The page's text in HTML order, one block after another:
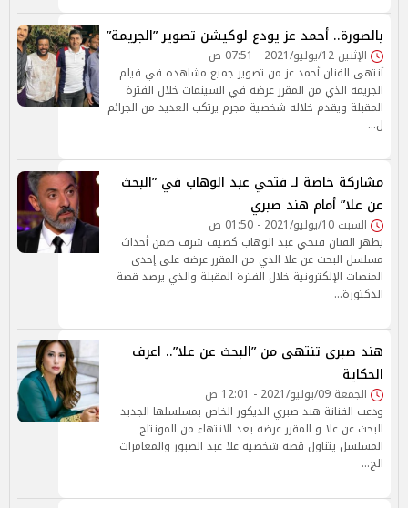
بالصورة.. أحمد عز يودع لوكيشن تصوير ”الجريمة”
الإثنين 12/يوليو/2021 - 07:51 ص
أنتهى الفنان أحمد عز من تصوير جميع مشاهده في فيلم
الجريمة الذي من المقرر عرضه في السينمات خلال الفترة
المقبلة ويقدم خلاله شخصية مجرم يرتكب العديد من الجرائم
ل…
مشاركة خاصة لـ فتحي عبد الوهاب في ”البحث
عن علا” أمام هند صبري
السبت 10/يوليو/2021 - 01:50 ص
يظهر الفنان فتحي عبد الوهاب كضيف شرف ضمن أحداث
مسلسل البحث عن علا الذي من المقرر عرضه على إحدى
المنصات الإلكترونية خلال الفترة المقبلة والذي يرصد قصة
الدكتورة…
هند صبرى تنتهى من ”البحث عن علا”.. اعرف
الحكاية
الجمعة 09/يوليو/2021 - 12:01 ص
ودعت الفنانة هند صبري الديكور الخاص بمسلسلها الجديد
البحث عن علا و المقرر عرضه بعد الانتهاء من المونتاج
المسلسل يتناول قصة شخصية علا عبد الصبور والمغامرات
الج…